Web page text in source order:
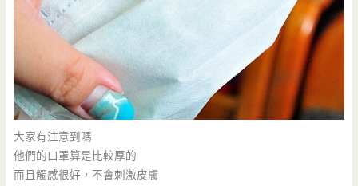
大家有注意到嗎
他們的口罩算是比較厚的
而且觸感很好，不會刺激皮膚